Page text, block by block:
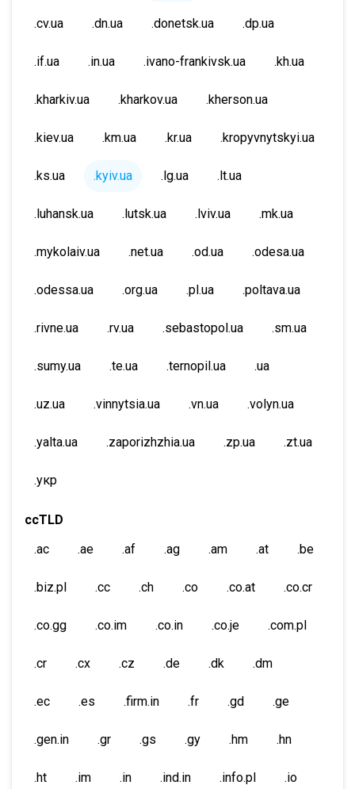
.cv.ua .dn.ua .donetsk.ua .dp.ua
.if.ua .in.ua .ivano-frankivsk.ua .kh.ua
.kharkiv.ua .kharkov.ua .kherson.ua
.kiev.ua .km.ua .kr.ua .kropyvnytskyi.ua
.ks.ua .kyiv.ua .lg.ua .lt.ua
.luhansk.ua .lutsk.ua .lviv.ua .mk.ua
.mykolaiv.ua .net.ua .od.ua .odesa.ua
.odessa.ua .org.ua .pl.ua .poltava.ua
.rivne.ua .rv.ua .sebastopol.ua .sm.ua
.sumy.ua .te.ua .ternopil.ua .ua
.uz.ua .vinnytsia.ua .vn.ua .volyn.ua
.yalta.ua .zaporizhzhia.ua .zp.ua .zt.ua
.укр
ccTLD
.ac
.ae .af .ag .am .at .be
.biz.pl .cc .ch .co .co.at .co.cr
.co.gg .co.im .co.in .co.je .com.pl
.cr .cx .cz .de .dk .dm
.ec .es .firm.in .fr .gd .ge
.gen.in .gr .gs .gy .hm .hn
.ht .im .in .ind.in .info.pl .io